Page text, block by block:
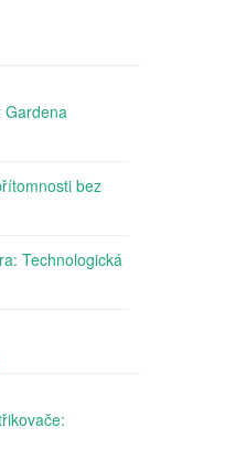
Gardena
bez
Technologická